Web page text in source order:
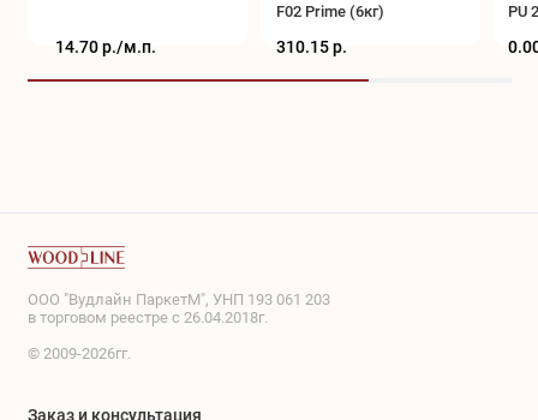
14.70 р./м.п.
F02 Prime (6кг)
310.15 р.
PU
ООО "Вудлайн ПаркетМ", УНП 193 061 203
в торговом реестре с 26.04.2018г.
© 2009-2026гг.
Заказ и консультация